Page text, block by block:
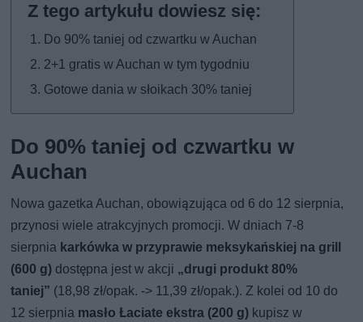
Do 90% taniej od czwartku w Auchan
2+1 gratis w Auchan w tym tygodniu
Gotowe dania w słoikach 30% taniej
Do 90% taniej od czwartku w
Auchan
Nowa gazetka Auchan, obowiązująca od 6 do 12 sierpnia,
przynosi wiele atrakcyjnych promocji. W dniach 7-8
sierpnia karkówka w przyprawie meksykańskiej na grill
(600 g) dostępna jest w akcji „drugi produkt 80%
taniej” (18,98 zł/opak. -> 11,39 zł/opak.). Z kolei od 10 do
12 sierpnia masło Łaciate ekstra (200 g) kupisz w